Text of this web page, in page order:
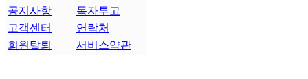
공지사항
독자투고
고객센터
연락처
회원탈퇴
서비스약관